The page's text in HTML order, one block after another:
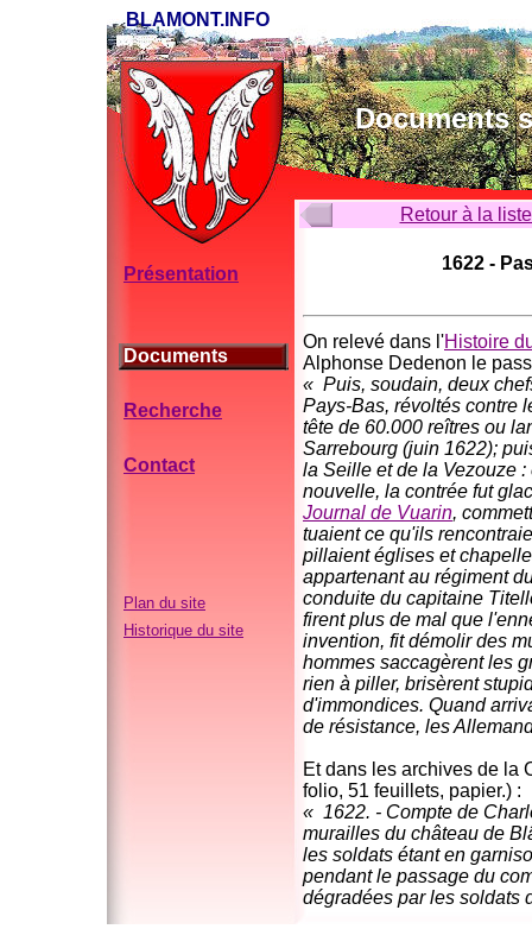
BLAMONT.INFO
Documents
Présentation
Documents
Recherche
Contact
Plan du site
Historique du site
Retour à la
1622 -
On relevé dans l'Histoire
Alphonse Dedenon le
« Puis, soudain, deux
Pays-Bas, révoltés contre
tête de 60.000 reîtres ou
Sarrebourg (juin 1622);
la Seille et de la Vezouze
nouvelle, la contrée fut
Journal de Vuarin,
tuaient ce qu'ils
pillaient églises et
appartenant au régiment
conduite du capitaine
firent plus de mal que
invention, fit démolir des
hommes saccagèrent les
rien à piller, brisèrent
d'immondices. Quand
de résistance, les
Et dans les archives de la
folio, 51 feuillets, papier.) :
« 1622. - Compte de
murailles du château de
les soldats étant en
pendant le passage du
dégradées par les soldats